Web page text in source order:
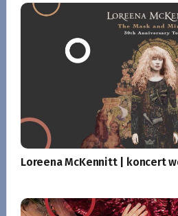
Loreena McKennitt | koncert